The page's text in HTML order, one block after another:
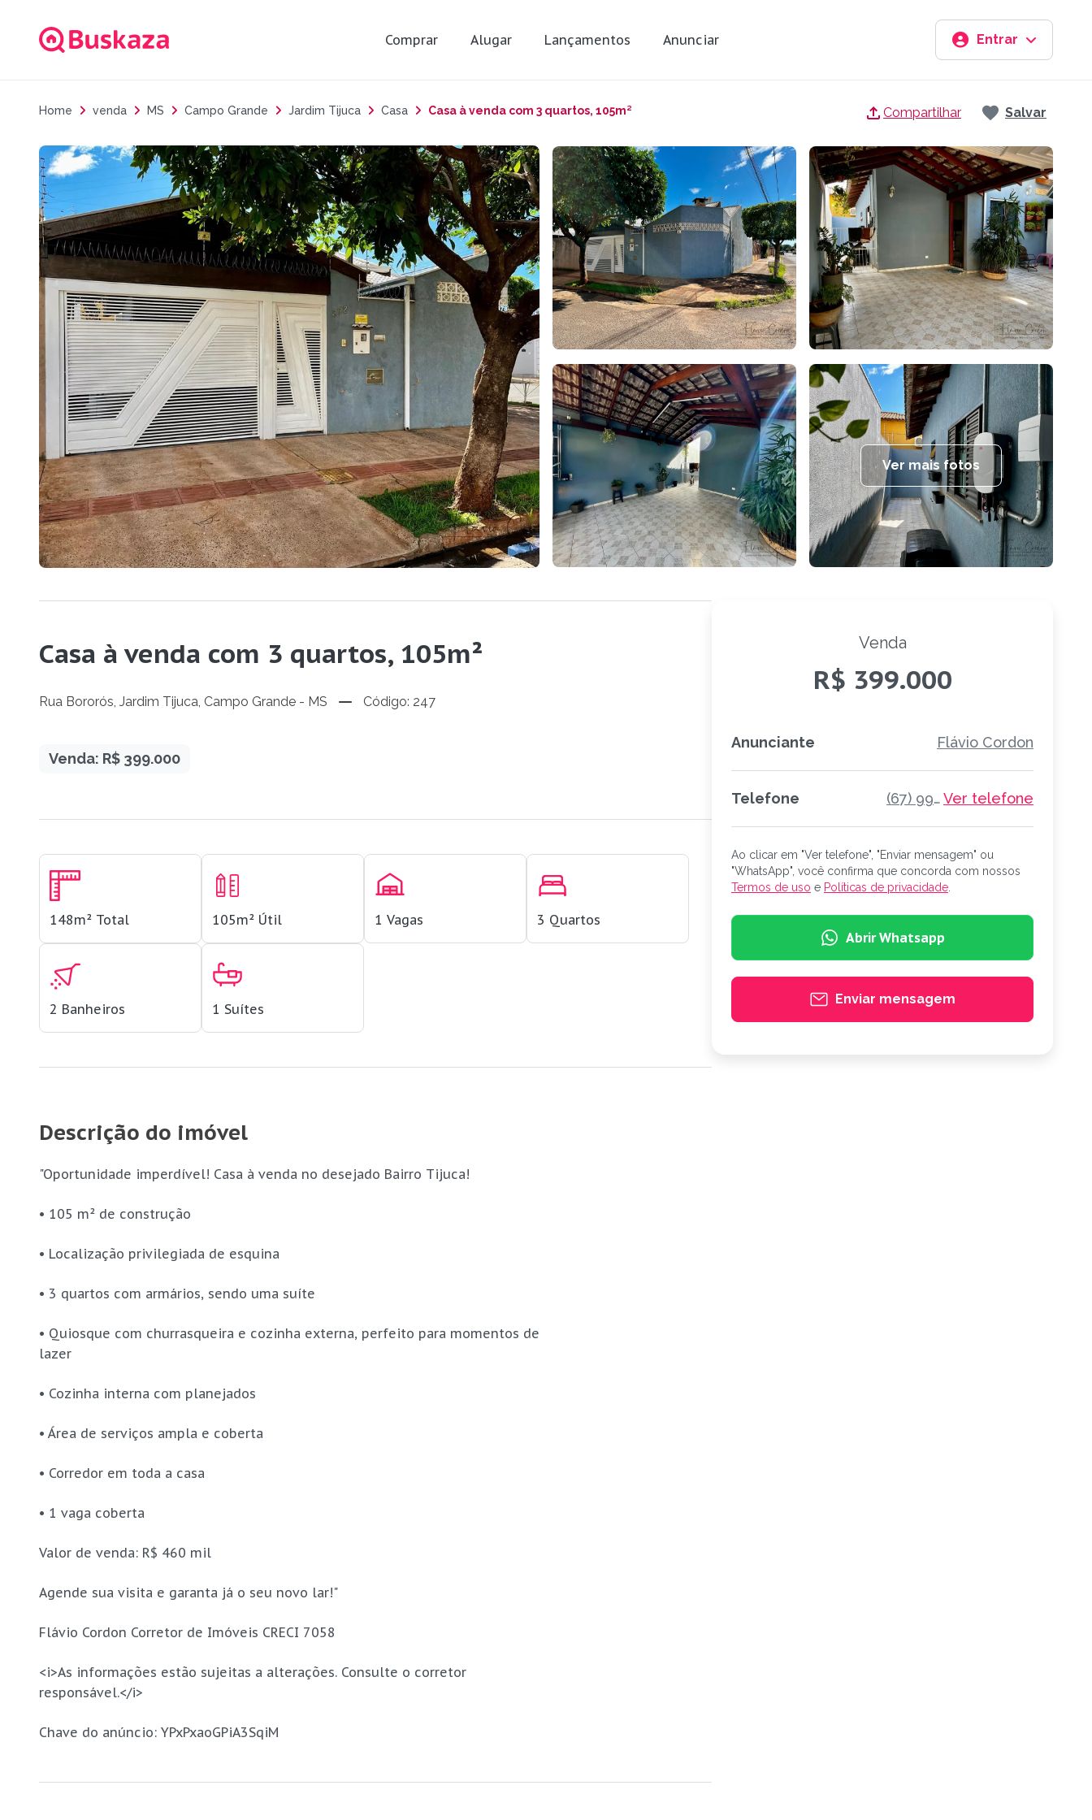
Comprar Alugar Lançamentos Anunciar Entrar
Home venda MS Campo Grande Jardim Tijuca Casa Casa à venda com 3 quartos, 105m² Compartilhar Salvar
Ver mais fotos
Casa à venda com 3 quartos, 105m²
Rua Bororós, Jardim Tijuca, Campo Grande - MS Código: 247
Venda: R$ 399.000
148m² Total 105m² Útil 1 Vagas 3 Quartos
2 Banheiros 1 Suítes
Descrição do imóvel
"Oportunidade imperdível! Casa à venda no desejado Bairro Tijuca!
• 105 m² de construção
• Localização privilegiada de esquina
• 3 quartos com armários, sendo uma suíte
• Quiosque com churrasqueira e cozinha externa, perfeito para momentos de
lazer
• Cozinha interna com planejados
• Área de serviços ampla e coberta
• Corredor em toda a casa
• 1 vaga coberta
Valor de venda: R$ 460 mil
Agende sua visita e garanta já o seu novo lar!"
Flávio Cordon Corretor de Imóveis CRECI 7058
<i>As informações estão sujeitas a alterações. Consulte o corretor
responsável.</i>
Chave do anúncio: YPxPxaoGPiA3SqiM
Venda
R$ 399.000
Anunciante Flávio Cordon
Telefone (67) 99826-7369Ver telefone
Ao clicar em "Ver telefone", "Enviar mensagem" ou
"WhatsApp", você confirma que concorda com nossos
Termos de uso e Políticas de privacidade
Abrir Whatsapp
Enviar mensagem